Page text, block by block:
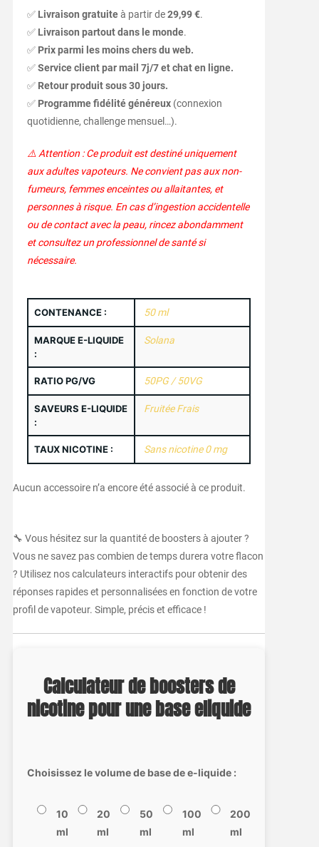
✅ Livraison gratuiteà partir de29,99 €.
✅ Livraison partout dans le monde.
✅ Prix parmi les moins chers du web.
✅Service client par mail 7j/7 et chat en ligne.
✅ Retour produit sous 30 jours.
✅ Programme fidélité généreux(connexion
quotidienne, challenge mensuel…).
⚠️ Attention : Ce produit est destiné uniquement
aux adultes vapoteurs. Ne convient pas aux non-
fumeurs, femmes enceintes ou allaitantes, et
personnes à risque. En cas d’ingestion accidentelle
ou de contact avec la peau, rincez abondamment
et consultez un professionnel de santé si
nécessaire.
CONTENANCE : 50 ml
MARQUE E-LIQUIDE
:
Solana
RATIO PG/VG 50PG / 50VG
SAVEURS E-LIQUIDE
:
Fruitée Frais
TAUX NICOTINE : Sans nicotine 0 mg
Aucun accessoire n’a encore été associé à ce produit.
🔧 Vous hésitez sur la quantité de boosters à ajouter ?
Vous ne savez pas combien de temps durera votre flacon
? Utilisez nos calculateurs interactifs pour obtenir des
réponses rapides et personnalisées en fonction de votre
profil de vapoteur. Simple, précis et efficace !
Calculateur de boosters de
nicotine pour une base eliquide
Choisissez le volume de base de e-liquide :
10
ml
20
ml
50
ml
100
ml
200
ml